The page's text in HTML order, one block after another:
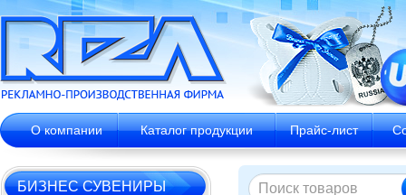
О компании Каталог продукции Прайс-лист
БИЗНЕС СУВЕНИРЫ